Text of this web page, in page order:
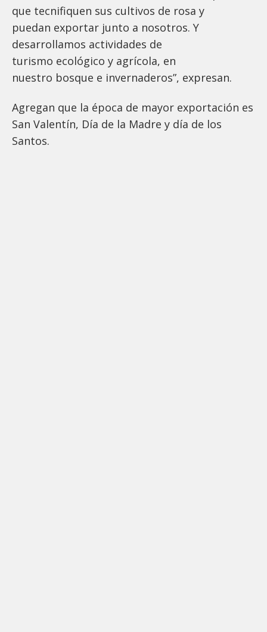
que tecnifiquen sus cultivos de rosa y
puedan exportar junto a nosotros. Y
desarrollamos actividades de
turismo ecológico y agrícola, en
nuestro bosque e invernaderos”, expresan.
Agregan que la época de mayor exportación es
San Valentín, Día de la Madre y día de los
Santos.